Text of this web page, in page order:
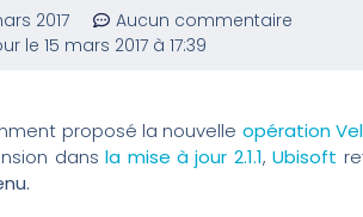
2017
Aucun commentaire
le 15 mars 2017 à 17:39
proposé la nouvelle opération
dansla mise à jour 2.1.1,Ubisoft